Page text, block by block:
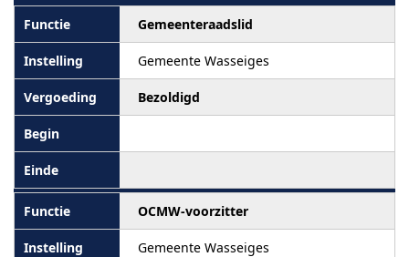
Gemeenteraadslid
Gemeente Wasseiges
Bezoldigd
OCMW-voorzitter
Gemeente Wasseiges